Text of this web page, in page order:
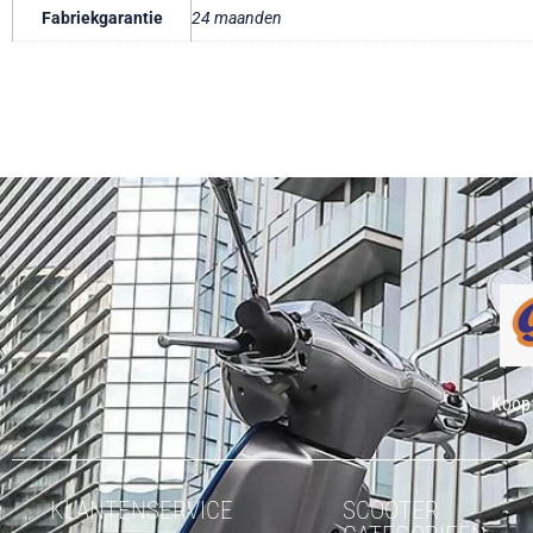
Fabriekgarantie 24 maanden
KLANTENSERVICE
SCOOTER